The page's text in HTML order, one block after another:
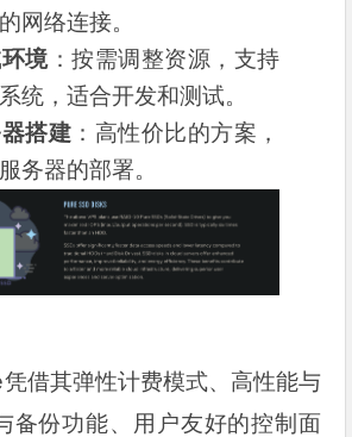
网络连接。
境：按需调整资源，支持
统，适合开发和测试。
搭建 ：高性价比的方案，
务器的部署。
借其弹性计费模式、高性能与
备份功能、用户友好的控制面